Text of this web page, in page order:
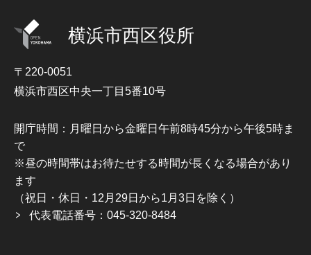
横浜市西区役所
〒220-0051
横浜市西区中央一丁目5番10号
開庁時間：月曜日から金曜日午前8時45分から午後5時ま
で
※昼の時間帯はお待たせする時間が長くなる場合があり
ます
（祝日・休日・12月29日から1月3日を除く）
代表電話番号：045-320-8484